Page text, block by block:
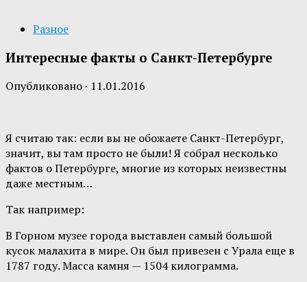
Разное
Интересные факты о Санкт-Петербурге
Опубликовано · 11.01.2016
Я считаю так: если вы не обожаете Санкт-Петербург,
значит, вы там просто не были! Я собрал несколько
фактов о Петербурге, многие из которых неизвестны
даже местным…
Так например:
В Горном музее города выставлен самый большой
кусок малахита в мире. Он был привезен с Урала еще в
1787 году. Масса камня — 1504 килограмма.